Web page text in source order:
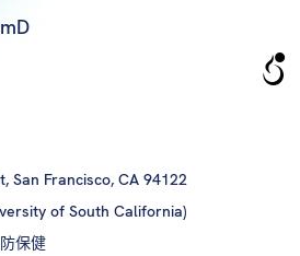
San Francisco, CA 94122
of South California)
保健